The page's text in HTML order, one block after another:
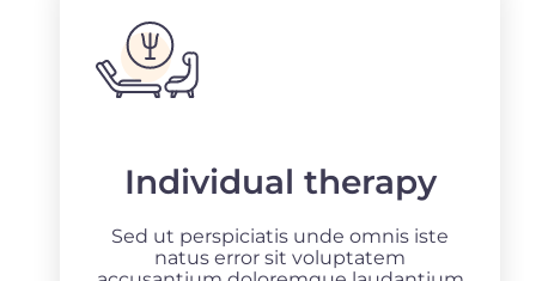
Individual therapy
Sed ut perspiciatis unde omnis iste
natus error sit voluptatem